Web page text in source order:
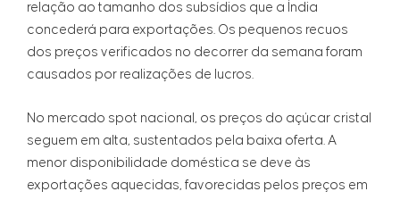
relação ao tamanho dos subsídios que a Índia
concederá para exportações. Os pequenos recuos
dos preços verificados no decorrer da semana foram
causados por realizações de lucros.
No mercado spot nacional, os preços do açúcar cristal
seguem em alta, sustentados pela baixa oferta. A
menor disponibilidade doméstica se deve às
exportações aquecidas, favorecidas pelos preços em